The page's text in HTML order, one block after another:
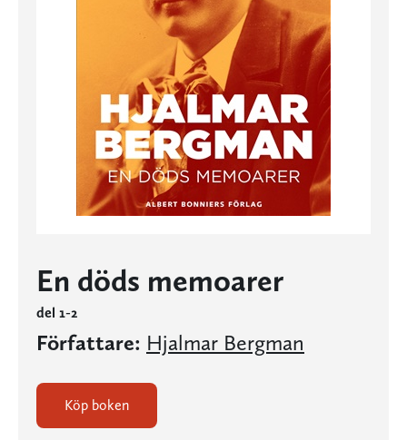
En döds memoarer
del 1-2
Författare: Hjalmar Bergman
Köp boken